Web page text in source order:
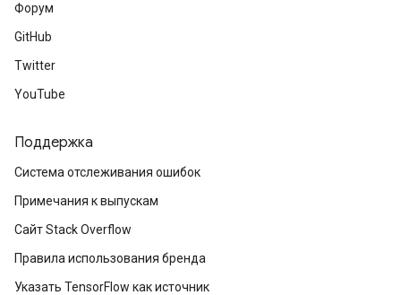
Форум
GitHub
Twitter
YouTube
Поддержка
Система отслеживания ошибок
Примечания к выпускам
Сайт Stack Overflow
Правила использования бренда
Указать TensorFlow как источник